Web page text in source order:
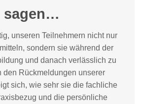
sagen…
unseren Teilnehmern nicht nur
sondern sie während der
und danach verlässlich zu
den Rückmeldungen unserer
sich, wie sehr sie die fachliche
und die persönliche